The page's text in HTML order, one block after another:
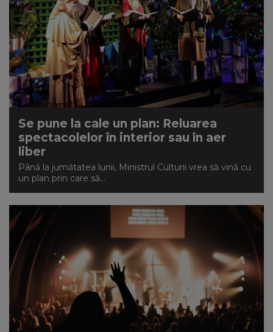
Se pune la cale un plan: Reluarea
spectacolelor în interior sau în aer
liber
Până la jumătatea lunii, Ministrul Culturii vrea să vină cu
un plan prin care să...